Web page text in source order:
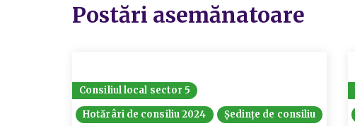
Postări asemănatoare
Consiliul local sector 5
Hotărâri de consiliu 2024
Ședințe de consiliu